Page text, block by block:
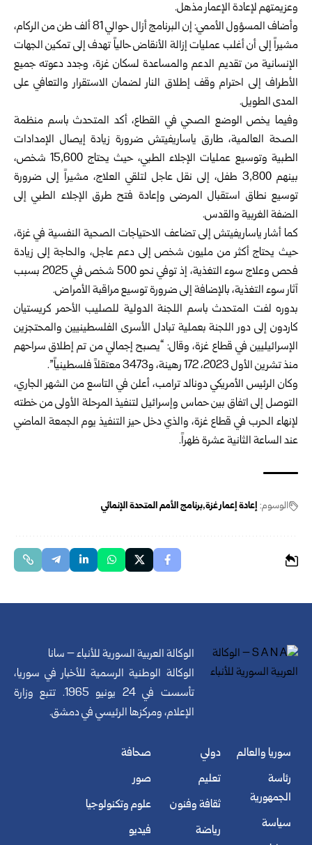
وعزيمتهم لإعادة الإعمار مذهل.
وأضاف المسؤول الأممي: إن البرنامج أزال حوالي 81 ألف طن من الركام،
مشيراً إلى أن أغلب عمليات إزالة الأنقاض حالياً تهدف إلى تمكين الجهات
الإنسانية من تقديم الدعم والمساعدة لسكان غزة، وجدد دعوته جميع
الأطراف إلى احترام وقف إطلاق النار لضمان الاستقرار والتعافي على
المدى الطويل.
وفيما يخص الوضع الصحي في القطاع، أكد المتحدث باسم منظمة
الصحة العالمية، طارق ياساريفيتش ضرورة زيادة إيصال الإمدادات
الطبية وتوسيع عمليات الإجلاء الطبي، حيث يحتاج 15,600 شخص،
بينهم 3,800 طفل، إلى نقل عاجل لتلقي العلاج، مشيراً إلى ضرورة
توسيع نطاق استقبال المرضى وإعادة فتح طرق الإجلاء الطبي إلى
الضفة الغربية والقدس.
كما أشار ياساريفيتش إلى تضاعف الاحتياجات الصحية النفسية في غزة،
حيث يحتاج أكثر من مليون شخص إلى دعم عاجل، والحاجة إلى زيادة
فحص وعلاج سوء التغذية، إذ توفي نحو 500 شخص في 2025 بسبب
آثار سوء التغذية، بالإضافة إلى ضرورة توسيع مراقبة الأمراض.
بدوره لفت المتحدث باسم اللجنة الدولية للصليب الأحمر كريستيان
كاردون إلى دور اللجنة بعملية تبادل الأسرى الفلسطينيين والمحتجزين
الإسرائيليين في قطاع غزة، وقال: “يصبح إجمالي من تم إطلاق سراحهم
منذ تشرين الأول 2023، 172 رهينة، و3473 معتقلاً فلسطينياً”.
وكان الرئيس الأمريكي دونالد ترامب، أعلن في التاسع من الشهر الجاري،
التوصل إلى اتفاق بين حماس وإسرائيل لتنفيذ المرحلة الأولى من خطته
لإنهاء الحرب في قطاع غزة، والذي دخل حيز التنفيذ يوم الجمعة الماضي
عند الساعة الثانية عشرة ظهراً.
الوسوم: إعادة إعمار غزة برنامج الأمم المتحدة الإنمائي
الوكالة العربية السورية للأنباء – سانا
الوكالة الوطنية الرسمية للأخبار في سوريا،
تأسست في 24 يونيو 1965. تتبع وزارة
الإعلام، ومركزها الرئيسي في دمشق.
سوريا والعالم
رئاسة
الجمهورية
سياسة
دولي
تعليم
ثقافة وفنون
رياضة
صحافة
صور
علوم وتكنولوجيا
فيديو